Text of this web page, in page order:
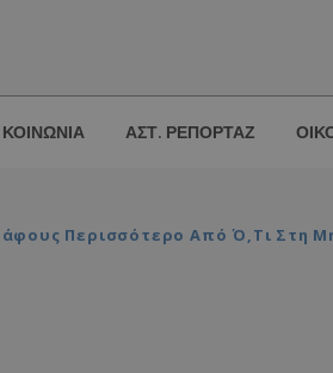
ΚΟΙΝΩΝΙΑ ΑΣΤ. ΡΕΠΟΡΤΑΖ
Περισσότερο Από Ό,τι Στη